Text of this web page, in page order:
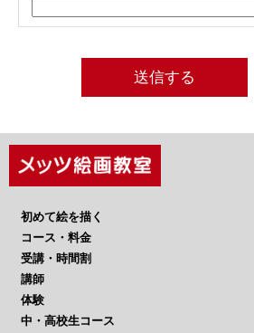
初めて絵を描く
コース・料金
受講・時間割
講師
体験
中・高校生コース